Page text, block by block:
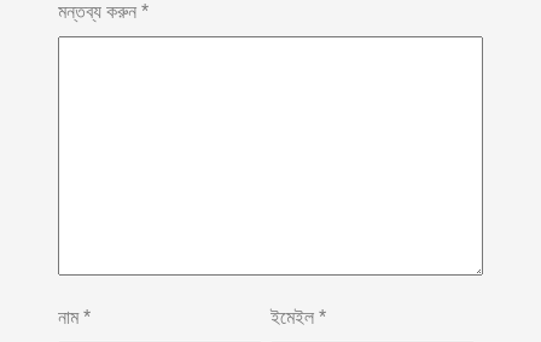
মন্তব্য করুন *
নাম* ইমেইল *